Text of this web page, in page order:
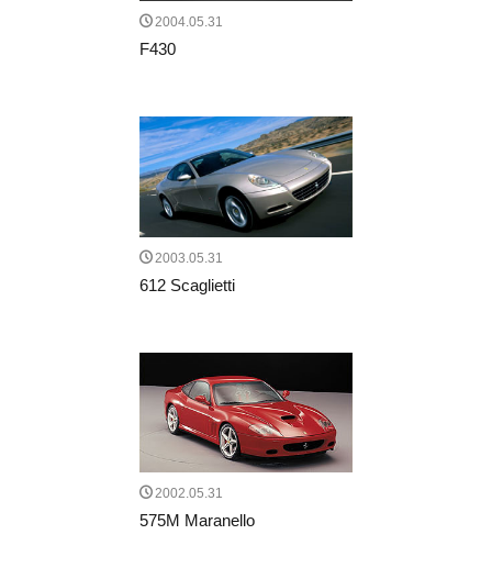
2004.05.31
F430
2003.05.31
612 Scaglietti
2002.05.31
575M Maranello